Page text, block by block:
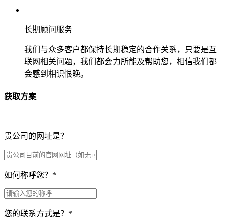
长期顾问服务
我们与众多客户都保持长期稳定的合作关系，只要是互
联网相关问题，我们都会力所能及帮助您，相信我们都
会感到相识恨晚。
获取方案
贵公司的网址是？
如何称呼您？ *
您的联系方式是？ *